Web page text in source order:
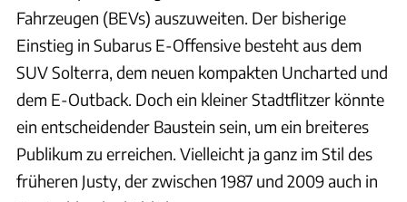
Fahrzeugen (BEVs) auszuweiten. Der bisherige
Einstieg in Subarus E-Offensive besteht aus dem
SUV Solterra, dem neuen kompakten Uncharted und
dem E-Outback. Doch ein kleiner Stadtflitzer könnte
ein entscheidender Baustein sein, um ein breiteres
Publikum zu erreichen. Vielleicht ja ganz im Stil des
früheren Justy, der zwischen 1987 und 2009 auch in